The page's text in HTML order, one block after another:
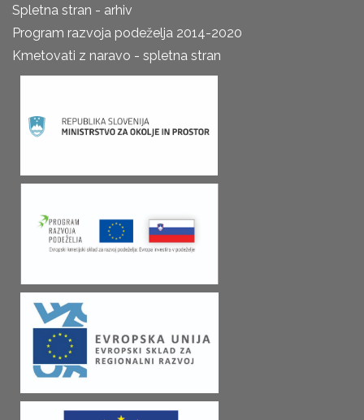
Spletna stran - arhiv
Program razvoja podeželja 2014-2020
Kmetovati z naravo - spletna stran